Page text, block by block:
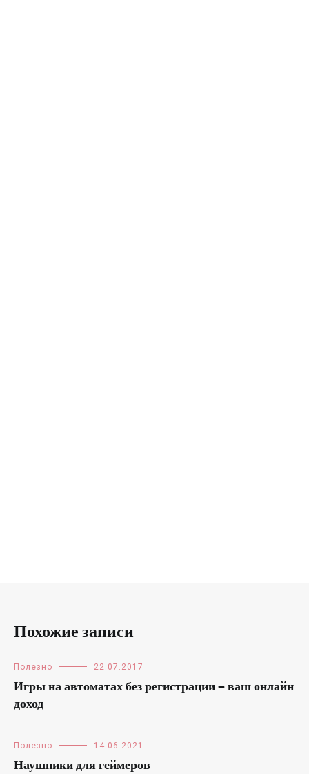
Похожие записи
Полезно 22.07.2017
Игры на автоматах без регистрации — ваш онлайн
доход
Полезно 14.06.2021
Наушники для геймеров